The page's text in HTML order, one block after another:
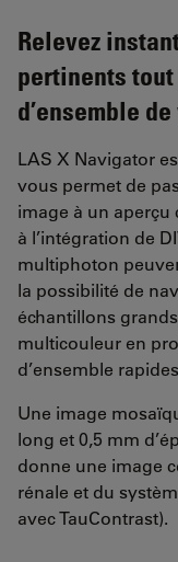
Relevez
pertinents tout
d’ensemble
LAS X Navigator
vous permet de
image à un aperçu
à l’intégration de
multiphoton
la possibilité de
échantillons
multicouleur en
d’ensemble
Une image
long et 0,5 mm
donne une image
rénale et du
avec TauContrast).